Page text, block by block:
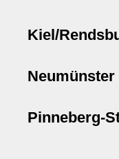
Kiel/
Neumünster
Pinneberg-